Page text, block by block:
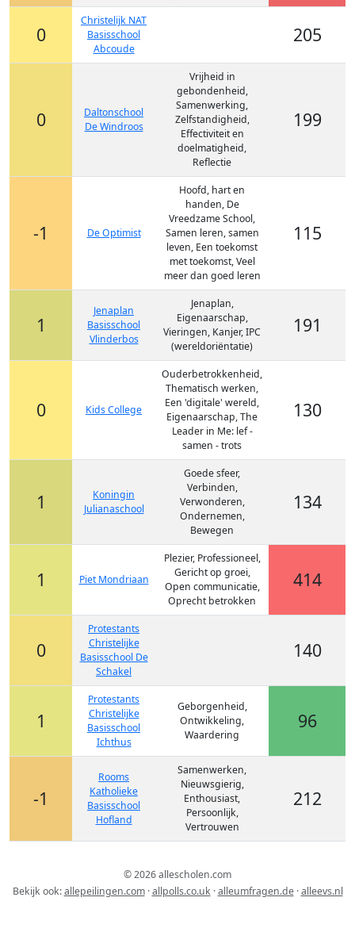
0
Christelijk NAT
Basisschool
Abcoude
205
0
Daltonschool
De Windroos
Vrijheid in
gebondenheid,
Samenwerking,
Zelfstandigheid,
Effectiviteit en
doelmatigheid,
Reflectie
199
-1 De Optimist
Hoofd, hart en
handen, De
Vreedzame School,
Samen leren, samen
leven, Een toekomst
met toekomst, Veel
meer dan goed leren
115
1
Jenaplan
Basisschool
Vlinderbos
Jenaplan,
Eigenaarschap,
Vieringen, Kanjer, IPC
(wereldoriëntatie)
191
0 Kids College
Ouderbetrokkenheid,
Thematisch werken,
Een 'digitale' wereld,
Eigenaarschap, The
Leader in Me: lef -
samen - trots
130
1
Koningin
Julianaschool
Goede sfeer,
Verbinden,
Verwonderen,
Ondernemen,
Bewegen
134
1 Piet Mondriaan
Plezier, Professioneel,
Gericht op groei,
Open communicatie,
Oprecht betrokken
414
0
Protestants
Christelijke
Basisschool De
Schakel
140
1
Protestants
Christelijke
Basisschool
Ichthus
Geborgenheid,
Ontwikkeling,
Waardering
96
-1
Rooms
Katholieke
Basisschool
Hofland
Samenwerken,
Nieuwsgierig,
Enthousiast,
Persoonlijk,
Vertrouwen
212
© 2026 allescholen.com
Bekijk ook:allepeilingen.com·allpolls.co.uk ·alleumfragen.de·alleevs.nl